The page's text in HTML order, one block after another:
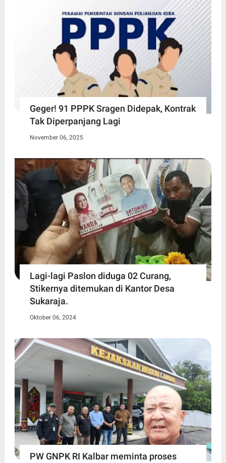
Geger! 91 PPPK Sragen Didepak, Kontrak
Tak Diperpanjang Lagi
November 06, 2025
Lagi-lagi Paslon diduga 02 Curang,
Stikernya ditemukan di Kantor Desa
Sukaraja.
Oktober 06, 2024
PW GNPK RI Kalbar meminta proses